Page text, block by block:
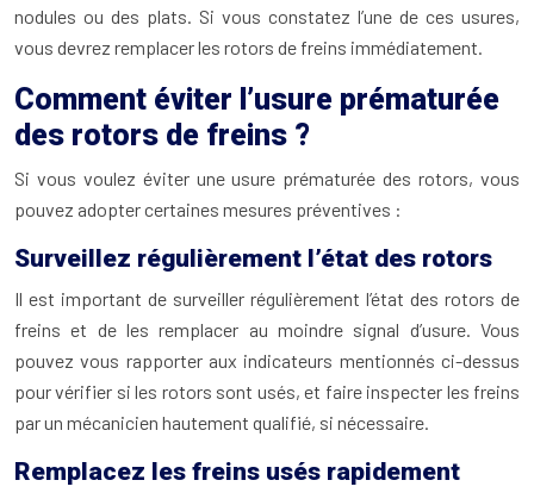
nodules ou des plats. Si vous constatez l’une de ces usures,
vous devrez remplacer les rotors de freins immédiatement.
Comment éviter l’usure prématurée
des rotors de freins ?
Si vous voulez éviter une usure prématurée des rotors, vous
pouvez adopter certaines mesures préventives :
Surveillez régulièrement l’état des rotors
Il est important de surveiller régulièrement l’état des rotors de
freins et de les remplacer au moindre signal d’usure. Vous
pouvez vous rapporter aux indicateurs mentionnés ci-dessus
pour vérifier si les rotors sont usés, et faire inspecter les freins
par un mécanicien hautement qualifié, si nécessaire.
Remplacez les freins usés rapidement